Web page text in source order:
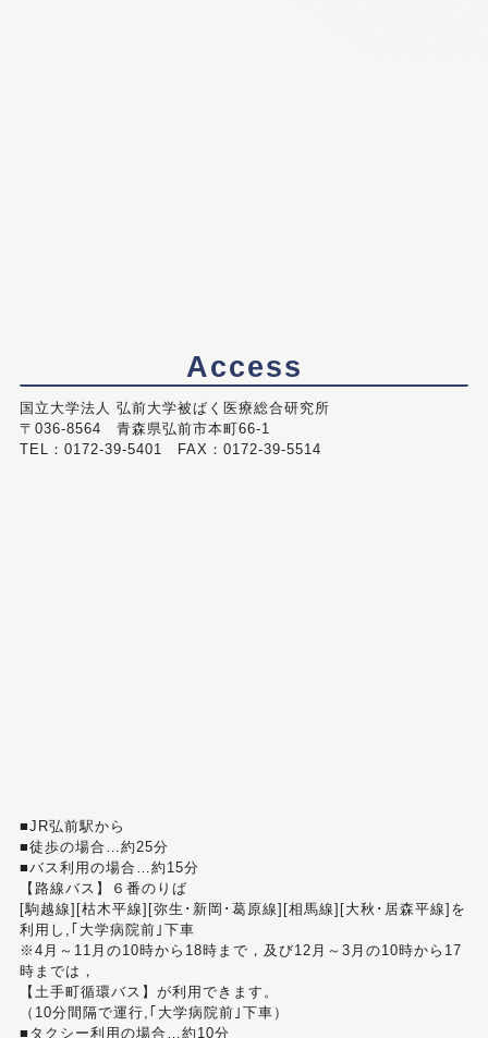
Access
国立大学法人 弘前大学被ばく医療総合研究所
〒036-8564 青森県弘前市本町66-1
TEL：0172-39-5401 FAX：0172-39-5514
■JR弘前駅から
■徒歩の場合…約25分
■バス利用の場合…約15分
【路線バス】６番のりば
[駒越線][枯木平線][弥生･新岡･葛原線][相馬線][大秋･居森平線]を
利用し,｢大学病院前｣下車
※4月～11月の10時から18時まで，及び12月～3月の10時から17
時までは，
【土手町循環バス】が利用できます。
（10分間隔で運行,｢大学病院前｣下車）
■タクシー利用の場合…約10分